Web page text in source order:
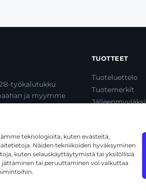
teknologioita, kuten evästeitä,
Näiden tekniikoiden hyväksyminen
kuten selauskäyttäytymistä tai yksilöllisiä
tai peruuttaminen voi vaikuttaa
työkalutukku
ja myymme
TUOTTEET
Tuoteluettelo
Tuotemerkit
Jälleenmyyjäksi